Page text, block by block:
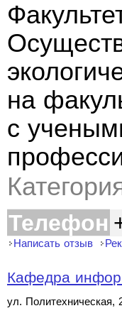
на
с
Телефон
Написать отзыв
Кафедра
ул. Политехническая,